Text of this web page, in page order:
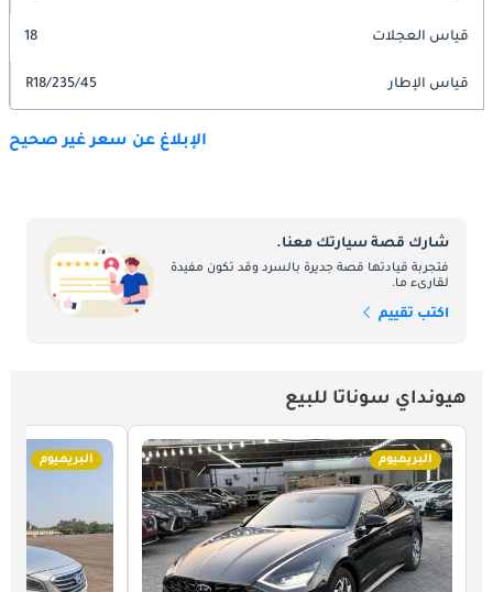
قياس العجلات 18
قياس الإطار 235/45/R18
الإبلاغ عن سعر غير صحيح
شارك قصة سيارتك معنا.
فتجربة قيادتها قصة جديرة بالسرد وقد تكون مفيدة
لقارىء ما.
اكتب تقييم
هيونداي سوناتا للبيع
البريميوم البريميوم